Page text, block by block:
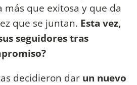
más que exitosa y que da
que se juntan. Esta vez,
seguidores tras
decidieron dar un nuevo